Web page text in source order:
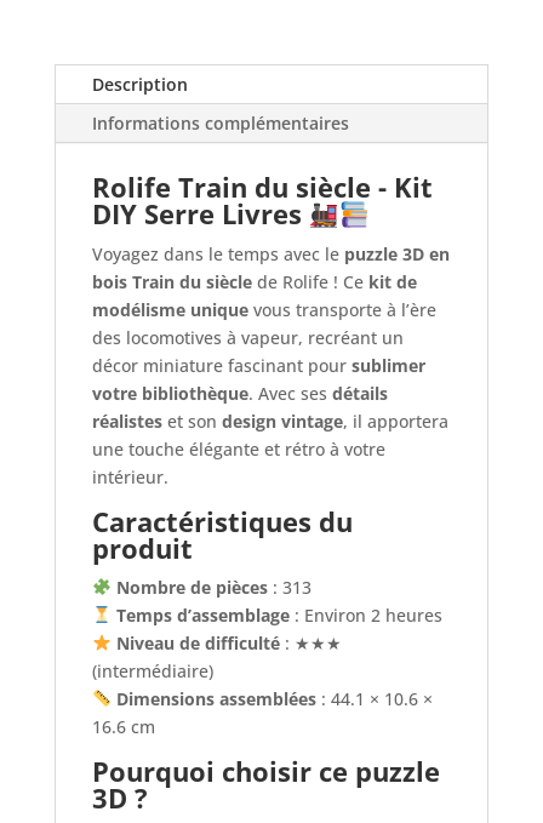
siècle
Description
Informations complémentaires
Rolife Train du siècle - Kit
DIY Serre Livres
Voyagez dans le temps avec le puzzle 3D en
bois Train du sièclede Rolife ! Ce kit de
modélisme uniquevous transporte à l’ère
des locomotives à vapeur, recréant un
décor miniature fascinant pour sublimer
votre bibliothèque. Avec ses détails
réalisteset son design vintage, il apportera
une touche élégante et rétro à votre
intérieur.
Caractéristiques du
produit
Nombre de pièces: 313
Temps d’assemblage: Environ 2 heures
Niveau de difficulté: ★★★
(intermédiaire)
Dimensions assemblées: 44.1 × 10.6 ×
16.6 cm
Pourquoi choisir ce puzzle
3D ?